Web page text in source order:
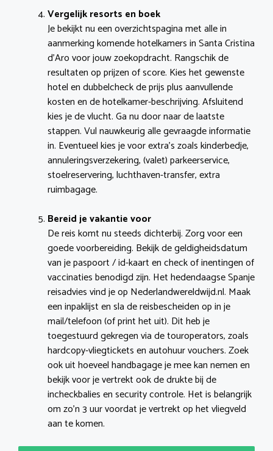
Vergelijk resorts en boek
Je bekijkt nu een overzichtspagina met alle in
aanmerking komende hotelkamers in Santa Cristina
d’Aro voor jouw zoekopdracht. Rangschik de
resultaten op prijzen of score. Kies het gewenste
hotel en dubbelcheck de prijs plus aanvullende
kosten en de hotelkamer-beschrijving. Afsluitend
kies je de vlucht. Ga nu door naar de laatste
stappen. Vul nauwkeurig alle gevraagde informatie
in. Eventueel kies je voor extra’s zoals kinderbedje,
annuleringsverzekering, (valet) parkeerservice,
stoelreservering, luchthaven-transfer, extra
ruimbagage.
Bereid je vakantie voor
De reis komt nu steeds dichterbij. Zorg voor een
goede voorbereiding. Bekijk de geldigheidsdatum
van je paspoort / id-kaart en check of inentingen of
vaccinaties benodigd zijn. Het hedendaagse Spanje
reisadvies vind je op Nederlandwereldwijd.nl. Maak
een inpaklijst en sla de reisbescheiden op in je
mail/telefoon (of print het uit). Dit heb je
toegestuurd gekregen via de touroperators, zoals
hardcopy-vliegtickets en autohuur vouchers. Zoek
ook uit hoeveel handbagage je mee kan nemen en
bekijk voor je vertrekt ook de drukte bij de
incheckbalies en security controle. Het is belangrijk
om zo’n 3 uur voordat je vertrekt op het vliegveld
aan te komen.